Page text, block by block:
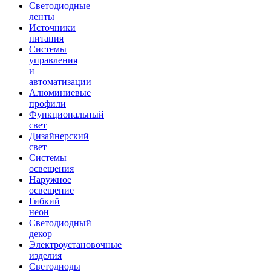
Светодиодные
ленты
Источники
питания
Системы
управления
и
автоматизации
Алюминиевые
профили
Функциональный
свет
Дизайнерский
свет
Системы
освещения
Наружное
освещение
Гибкий
неон
Светодиодный
декор
Электроустановочные
изделия
Светодиоды